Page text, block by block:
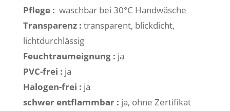
Pflege : waschbar bei 30°C Handwäsche
Transparenz : transparent, blickdicht,
lichtdurchlässig
Feuchtraumeignung : ja
PVC-frei : ja
Halogen-frei : ja
schwer entflammbar : ja, ohne Zertifikat